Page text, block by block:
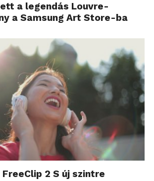
a legendás Louvre-
a Samsung Art Store-ba
FreeClip 2 S új szintre